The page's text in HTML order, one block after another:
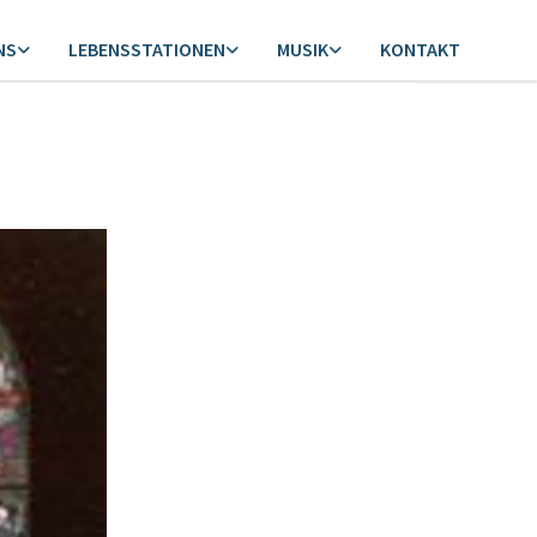
LEBENSSTATIONEN MUSIK KONTAKT